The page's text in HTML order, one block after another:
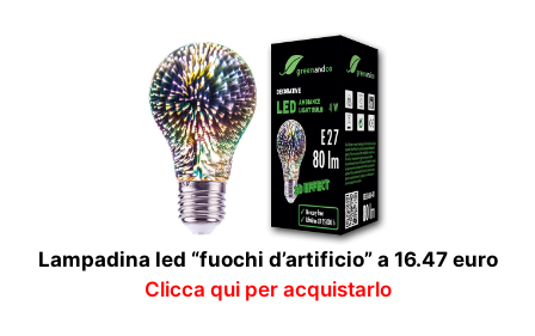
Lampadina led “fuochi d’artificio” a 16.47 euro
Clicca qui per acquistarlo